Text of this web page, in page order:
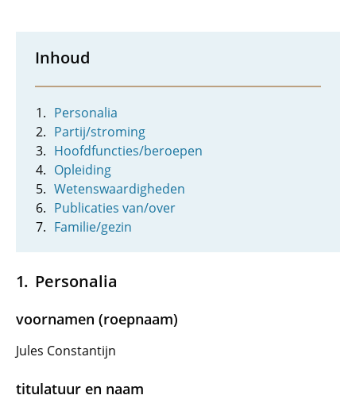
Inhoud
Personalia
Partij/stroming
Hoofdfuncties/beroepen
Opleiding
Wetenswaardigheden
Publicaties van/over
Familie/gezin
Personalia
voornamen (roepnaam)
Jules Constantijn
titulatuur en naam